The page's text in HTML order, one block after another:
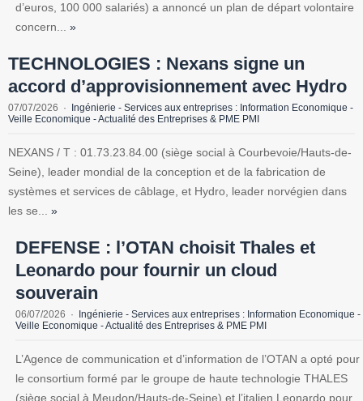
d’euros, 100 000 salariés) a annoncé un plan de départ volontaire
concern... »
TECHNOLOGIES : Nexans signe un
accord d’approvisionnement avec Hydro
07/07/2026
Ingénierie - Services aux entreprises : Information Economique -
Veille Economique - Actualité des Entreprises & PME PMI
NEXANS / T : 01.73.23.84.00 (siège social à Courbevoie/Hauts-de-
Seine), leader mondial de la conception et de la fabrication de
systèmes et services de câblage, et Hydro, leader norvégien dans
les se... »
DEFENSE : l’OTAN choisit Thales et
Leonardo pour fournir un cloud
souverain
06/07/2026
Ingénierie - Services aux entreprises : Information Economique -
Veille Economique - Actualité des Entreprises & PME PMI
L’Agence de communication et d’information de l’OTAN a opté pour
le consortium formé par le groupe de haute technologie THALES
(siège social à Meudon/Hauts-de-Seine) et l’italien Leonardo pour